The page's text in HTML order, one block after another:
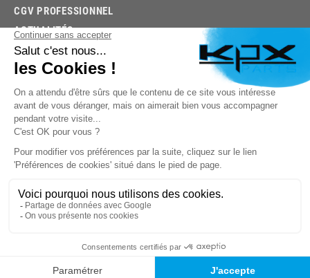
03.85.32.96.74
© 2026 -KPX PARTS- SITE CRÉÉ PARLET'S CLIC
CGV PROFESSIONNEL
ACTUALITÉS
TROUVEZ LA BONNE PIÈCE RAPIDEMENT
03.85.32.96.74